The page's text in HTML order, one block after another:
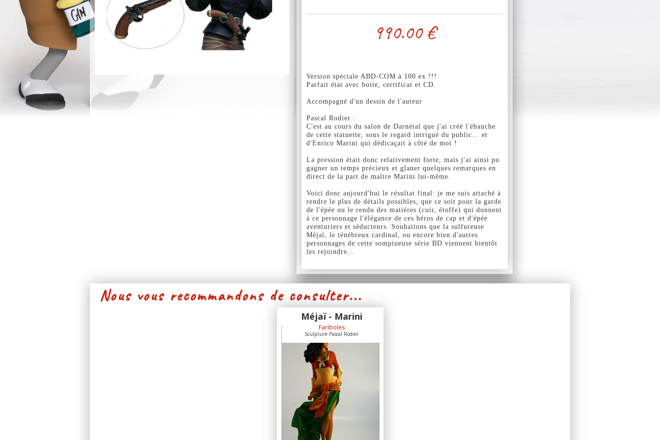
990.00€
Version spéciale ABD-COM à 100 ex !!!
Parfait état avec boite, certificat et CD.
Accompagné d'un dessin de l'auteur
Pascal Rodier :
C'est au cours du salon de Darnétal que j'ai créé l'ébauche
de cette statuette, sous le regard intrigué du public... et
d'Enrico Marini qui dédicaçait à côté de moi !
La pression était donc relativement forte, mais j'ai ainsi pu
gagner un temps précieux et glaner quelques remarques en
direct de la part de maître Marini lui-même.
Voici donc aujourd'hui le résultat final: je me suis attaché à
rendre le plus de détails possibles, que ce soit pour la garde
de l'épée ou le rendu des matiéres (cuir, étoffe) qui donnent
à ce personnage l'élégance de ces héros de cap et d'épée
aventuriers et séducteurs. Souhaitons que la sulfureuse
Méjaï, le ténébreux cardinal, ou encore bien d'autres
personnages de cette somptueuse série BD viennent bientôt
les rejoindre...
Nous vous recommandons de consulter...
Méjaï - Marini
Fariboles
Sculpture Pascal Rodier